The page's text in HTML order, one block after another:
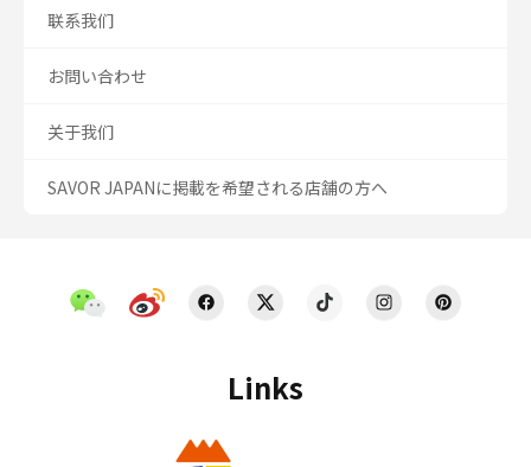
Links
联系我们
お問い合わせ
关于我们
SAVOR JAPANに掲載を希望される店舗の方へ